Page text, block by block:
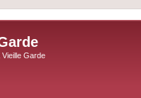
Vieille Garde